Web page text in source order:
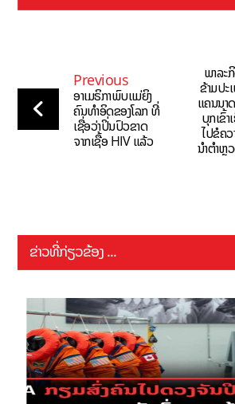
Previous
ອາເມຣິກາພົບແມ່ຍິງ
ຄົນທຳອິດຂອງໂລກ ທີ່
ເຊື່ອວ່າປິ່ນປົວຂາດ
ຈາກເຊື້ອ HIV ແລ້ວ
ພາລະ
ຂ້າມປະ
ແຄນນາ
ບຸກເຂົ້
ໄປຂໍຄ
ນຳຕຳຫຼ
ຂ່າວທີ່ກ່ຽວຂ້ອງ ...